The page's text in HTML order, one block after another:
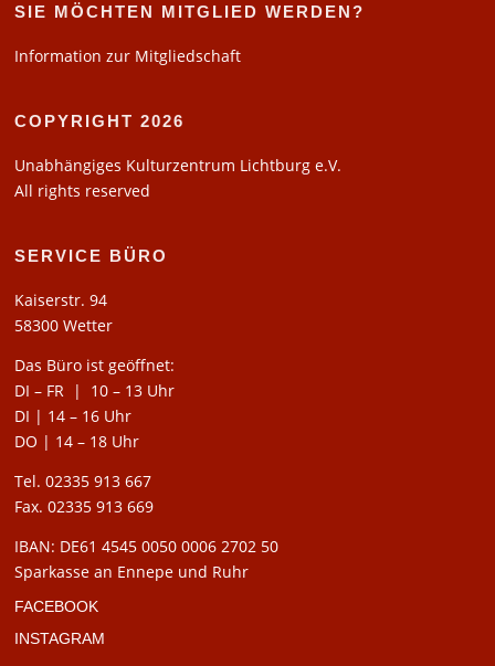
SIE MÖCHTEN MITGLIED WERDEN?
Information zur Mitgliedschaft
COPYRIGHT 2026
Unabhängiges Kulturzentrum Lichtburg e.V.
All rights reserved
SERVICE BÜRO
Kaiserstr. 94
58300 Wetter
Das Büro ist geöffnet:
DI – FR | 10 – 13 Uhr
DI | 14 – 16 Uhr
DO | 14 – 18 Uhr
Tel. 02335 913 667
Fax. 02335 913 669
IBAN: DE61 4545 0050 0006 2702 50
Sparkasse an Ennepe und Ruhr
FACEBOOK
INSTAGRAM